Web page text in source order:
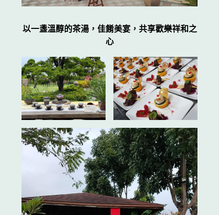
以一盞溫醇的茶湯，佳餚美宴，共享歡樂祥和之
心